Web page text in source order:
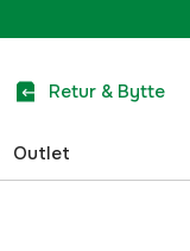
Retur & Bytte
Outlet